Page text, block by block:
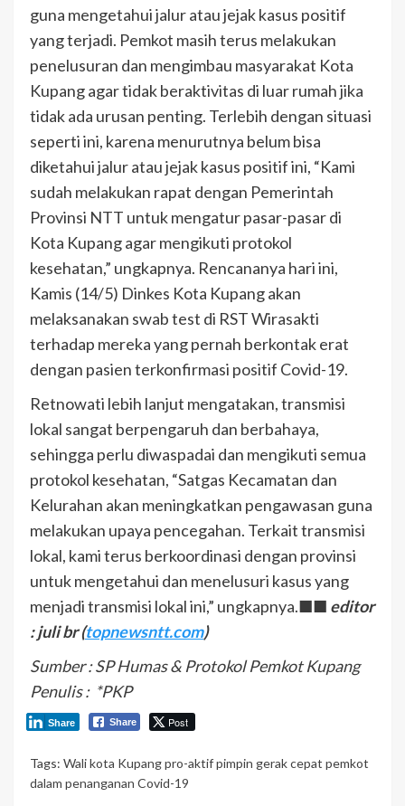
guna mengetahui jalur atau jejak kasus positif
yang terjadi. Pemkot masih terus melakukan
penelusuran dan mengimbau masyarakat Kota
Kupang agar tidak beraktivitas di luar rumah jika
tidak ada urusan penting. Terlebih dengan situasi
seperti ini, karena menurutnya belum bisa
diketahui jalur atau jejak kasus positif ini, “Kami
sudah melakukan rapat dengan Pemerintah
Provinsi NTT untuk mengatur pasar-pasar di
Kota Kupang agar mengikuti protokol
kesehatan,” ungkapnya. Rencananya hari ini,
Kamis (14/5) Dinkes Kota Kupang akan
melaksanakan swab test di RST Wirasakti
terhadap mereka yang pernah berkontak erat
dengan pasien terkonfirmasi positif Covid-19.
Retnowati lebih lanjut mengatakan, transmisi
lokal sangat berpengaruh dan berbahaya,
sehingga perlu diwaspadai dan mengikuti semua
protokol kesehatan, “Satgas Kecamatan dan
Kelurahan akan meningkatkan pengawasan guna
melakukan upaya pencegahan. Terkait transmisi
lokal, kami terus berkoordinasi dengan provinsi
untuk mengetahui dan menelusuri kasus yang
menjadi transmisi lokal ini,” ungkapnya.■■ editor
: juli br (topnewsntt.com)
Sumber : SP Humas & Protokol Pemkot Kupang
Penulis : *PKP
Share Post
Share
Tags: Wali kota Kupang pro-aktif pimpin gerak cepat pemkot
dalam penanganan Covid-19